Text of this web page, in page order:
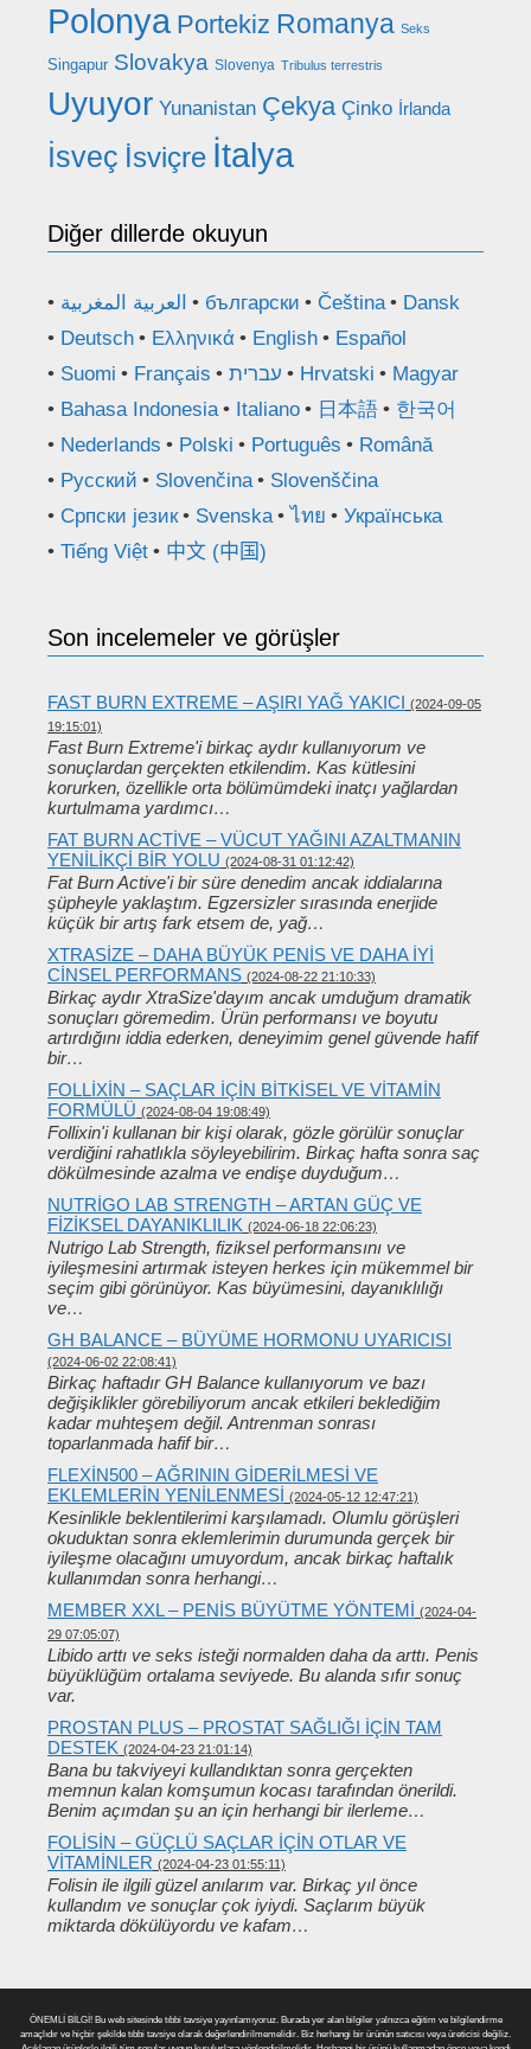
Polonya Portekiz Romanya Seks
Singapur Slovakya Slovenya Tribulus terrestris
Uyuyor Yunanistan Çekya Çinko İrlanda
İsveç İsviçre İtalya
Diğer dillerde okuyun
العربية المغربية български Čeština
Dansk
Deutsch
Ελληνικά English
Español
Suomi
Français עברית Hrvatski
Magyar
Bahasa Indonesia
Italiano 日本語
한국어
Nederlands
Polski Português
Română
Русский
Slovenčina
Slovenščina
Српски језик
Svenska ไทย
Українська
Tiếng Việt
中文 (中国)
Son incelemeler ve görüşler
FAST BURN EXTREME – AŞIRI YAĞ YAKICI
(2024-09-05
19:15:01)
Fast Burn Extreme'i birkaç aydır kullanıyorum ve
sonuçlardan gerçekten etkilendim. Kas kütlesini
korurken, özellikle orta bölümümdeki inatçı yağlardan
kurtulmama yardımcı…
FAT BURN ACTIVE – VÜCUT YAĞINI AZALTMANIN
YENILIKÇI BIR YOLU (2024-08-31 01:12:42)
Fat Burn Active'i bir süre denedim ancak iddialarına
şüpheyle yaklaştım. Egzersizler sırasında enerjide
küçük bir artış fark etsem de, yağ…
XTRASIZE – DAHA BÜYÜK PENIS VE DAHA IYI
CINSEL PERFORMANS (2024-08-22 21:10:33)
Birkaç aydır XtraSize'dayım ancak umduğum dramatik
sonuçları göremedim. Ürün performansı ve boyutu
artırdığını iddia ederken, deneyimim genel güvende hafif
bir…
FOLLIXIN – SAÇLAR IÇIN BITKISEL VE VITAMIN
FORMÜLÜ (2024-08-04 19:08:49)
Follixin'i kullanan bir kişi olarak, gözle görülür sonuçlar
verdiğini rahatlıkla söyleyebilirim. Birkaç hafta sonra saç
dökülmesinde azalma ve endişe duyduğum…
NUTRIGO LAB STRENGTH – ARTAN GÜÇ VE
FIZIKSEL DAYANIKLILIK (2024-06-18 22:06:23)
Nutrigo Lab Strength, fiziksel performansını ve
iyileşmesini artırmak isteyen herkes için mükemmel bir
seçim gibi görünüyor. Kas büyümesini, dayanıklılığı
ve…
GH BALANCE – BÜYÜME HORMONU UYARICISI
(2024-06-02 22:08:41)
Birkaç haftadır GH Balance kullanıyorum ve bazı
değişiklikler görebiliyorum ancak etkileri beklediğim
kadar muhteşem değil. Antrenman sonrası
toparlanmada hafif bir…
FLEXIN500 – AĞRININ GIDERILMESI VE
EKLEMLERIN YENILENMESI
(2024-05-12 12:47:21)
Kesinlikle beklentilerimi karşılamadı. Olumlu görüşleri
okuduktan sonra eklemlerimin durumunda gerçek bir
iyileşme olacağını umuyordum, ancak birkaç haftalık
kullanımdan sonra herhangi…
MEMBER XXL – PENIS BÜYÜTME YÖNTEMI
(2024-04-
29 07:05:07)
Libido arttı ve seks isteği normalden daha da arttı. Penis
büyüklüğüm ortalama seviyede. Bu alanda sıfır sonuç
var.
PROSTAN PLUS – PROSTAT SAĞLIĞI IÇIN TAM
DESTEK (2024-04-23 21:01:14)
Bana bu takviyeyi kullandıktan sonra gerçekten
memnun kalan komşumun kocası tarafından önerildi.
Benim açımdan şu an için herhangi bir ilerleme…
FOLISIN – GÜÇLÜ SAÇLAR IÇIN OTLAR VE
VITAMINLER (2024-04-23 01:55:11)
Folisin ile ilgili güzel anılarım var. Birkaç yıl önce
kullandım ve sonuçlar çok iyiydi. Saçlarım büyük
miktarda dökülüyordu ve kafam…
ÖNEMLİ BİLGİ! Bu web sitesinde tıbbi tavsiye yayınlamıyoruz. Burada yer alan bilgiler yalnızca eğitim ve bilgilendirme
amaçlıdır ve hiçbir şekilde tıbbi tavsiye olarak değerlendirilmemelidir. Biz herhangi bir ürünün satıcısı veya üreticisi değiliz.